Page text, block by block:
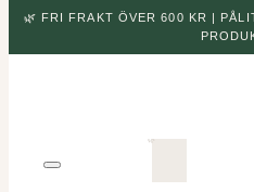
🌿 FRI FRAKT ÖVER 600 KR |